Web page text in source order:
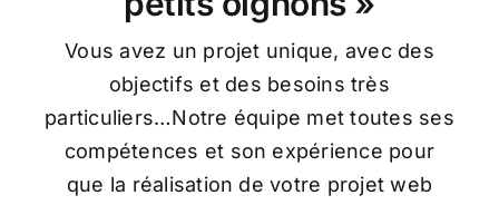
Vous avez un projet unique, avec des
objectifs et des besoins très
particuliers…Notre équipe met toutes ses
compétences et son expérience pour
que la réalisation de votre projet web